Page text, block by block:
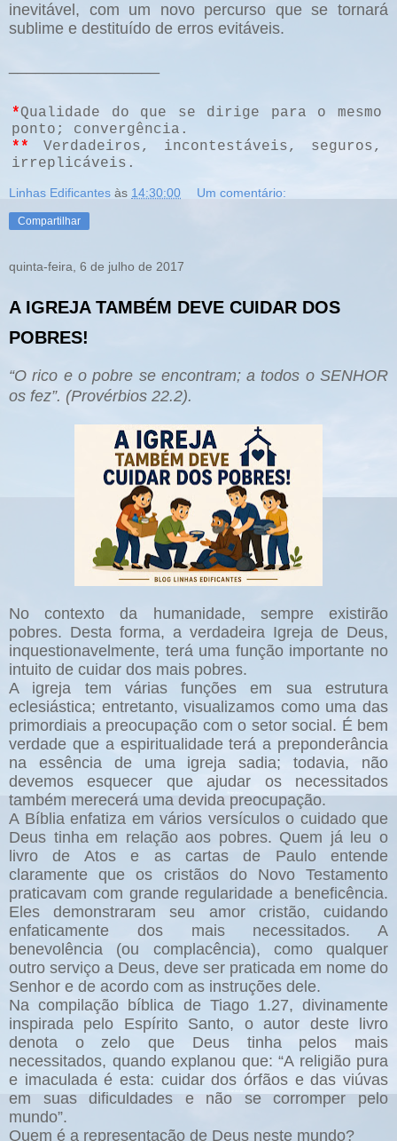
inevitável, com um novo percurso que se tornará
sublime e destituído de erros evitáveis.
*Qualidade do que se dirige para o mesmo
ponto; convergência.
**
Verdadeiros, incontestáveis, seguros,
irreplicáveis.
Linhas Edificantes às 14:30:00 Um comentário:
Compartilhar
quinta-feira, 6 de julho de 2017
A IGREJA TAMBÉM DEVE CUIDAR DOS
POBRES!
“O rico e o pobre se encontram; a todos o SENHOR
os fez”. (Provérbios 22.2).
No contexto da humanidade, sempre existirão
pobres. Desta forma, a verdadeira Igreja de Deus,
inquestionavelmente, terá uma função importante no
intuito de cuidar dos mais pobres.
A igreja tem várias funções em sua estrutura
eclesiástica; entretanto, visualizamos como uma das
primordiais a preocupação com o setor social. É bem
verdade que a espiritualidade terá a preponderância
na essência de uma igreja sadia; todavia, não
devemos esquecer que ajudar os necessitados
também merecerá uma devida preocupação.
A Bíblia enfatiza em vários versículos o cuidado que
Deus tinha em relação aos pobres. Quem já leu o
livro de Atos e as cartas de Paulo entende
claramente que os cristãos do Novo Testamento
praticavam com grande regularidade a beneficência.
Eles demonstraram seu amor cristão, cuidando
enfaticamente dos mais necessitados. A
benevolência (ou complacência), como qualquer
outro serviço a Deus, deve ser praticada em nome do
Senhor e de acordo com as instruções dele.
Na compilação bíblica de Tiago 1.27, divinamente
inspirada pelo Espírito Santo, o autor deste livro
denota o zelo que Deus tinha pelos mais
necessitados, quando explanou que: “A religião pura
e imaculada é esta: cuidar dos órfãos e das viúvas
em suas dificuldades e não se corromper pelo
mundo”.
Quem é a representação de Deus neste mundo?